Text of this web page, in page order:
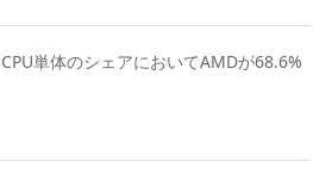
CPU単体のシェアにおいてAMDが68.6%